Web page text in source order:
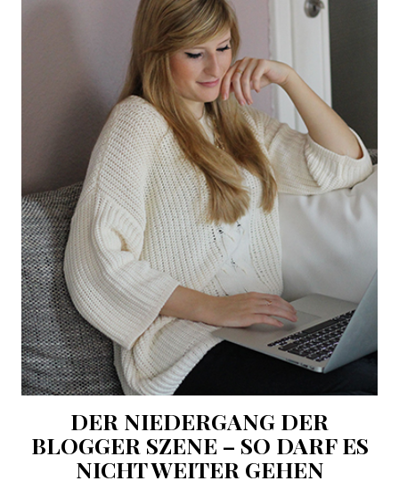
DER NIEDERGANG DER
BLOGGER SZENE – SO DARF ES
NICHT WEITER GEHEN